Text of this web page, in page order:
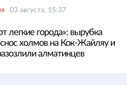
03 августа, 15:37
легкие города»: вырубка
холмов на Кок-Жайляу и
алматинцев